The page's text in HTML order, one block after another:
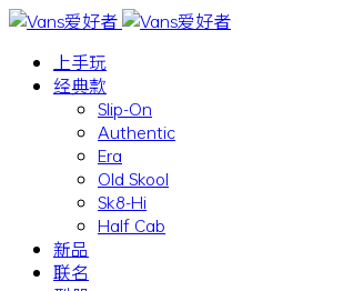
上手玩
经典款
Slip-On
Authentic
Era
Old Skool
Sk8-Hi
Half Cab
新品
联名